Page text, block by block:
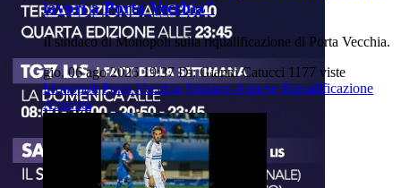
lavori a Porta Vecchia"
Il sindaco di Monopoli sulla riqualificazione di Porta Vecchia.
gio, 06 ago 2026 19:37 Di: Gianni Catucci 1177 viste
Monopoli Porta-Vecchia Sindaco-Annese Riqualificazione
Attualità